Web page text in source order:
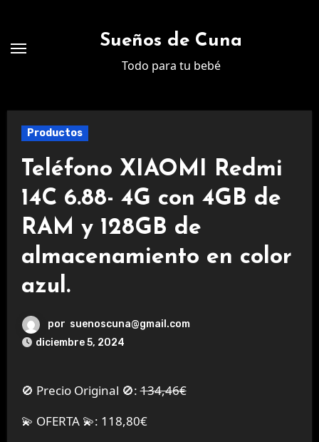
contenido
Sueños de Cuna
Todo para tu bebé
Productos
Teléfono XIAOMI Redmi
14C 6.88- 4G con 4GB de
RAM y 128GB de
almacenamiento en color
azul.
por suenoscuna@gmail.com
diciembre 5, 2024
🚫 Precio Original 🚫:134,46€
💫 OFERTA 💫: 118,80€